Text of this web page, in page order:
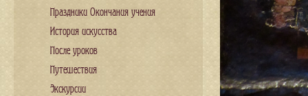
Праздники Окончания учения
История искусства
После уроков
Путешествия
Экскурсии